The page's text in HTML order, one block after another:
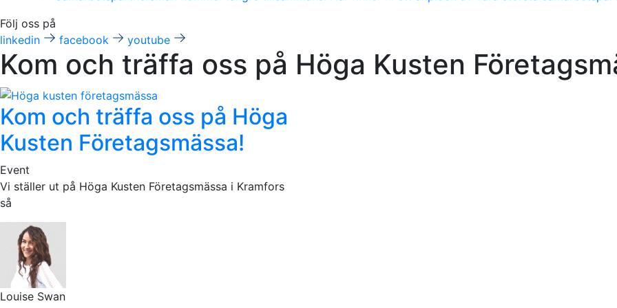
Följ oss på
linkedin
facebook youtube
Kom och träffa oss på Höga Kusten
Kom och träffa oss på Höga
Kusten Företagsmässa!
Event
Vi ställer ut på Höga Kusten Företagsmässa i Kramfors
så
Louise Swan